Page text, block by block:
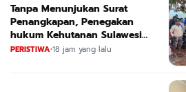
Tanpa Menunjukan Surat
Penangkapan, Penegakan
hukum Kehutanan Sulawesi
Selatan Culik Petani Ladah Di
PERISTIWA•18 jam yang lalu